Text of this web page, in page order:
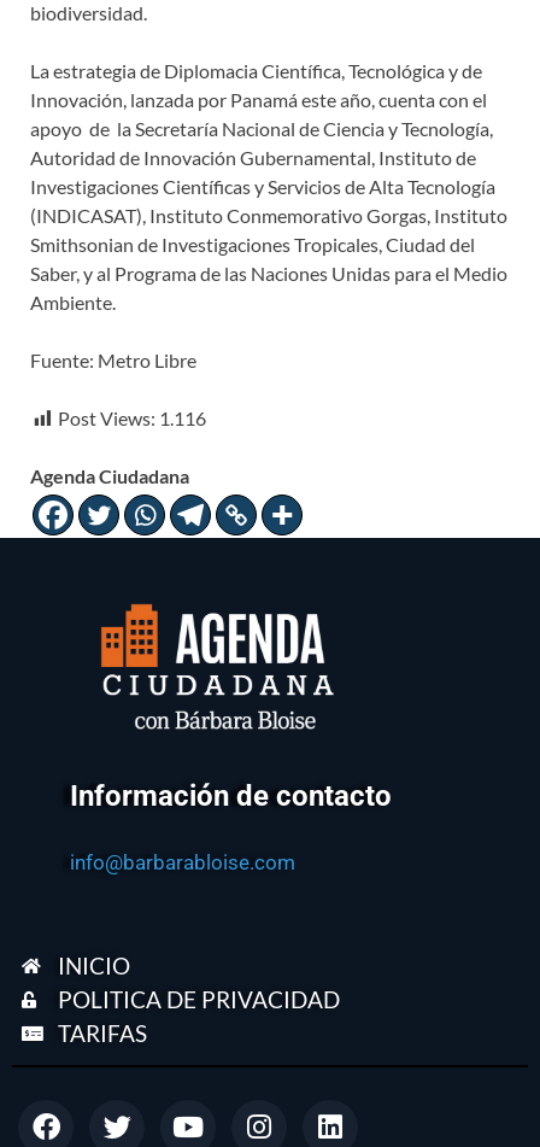
biodiversidad.
La estrategia de Diplomacia Científica, Tecnológica y de
Innovación, lanzada por Panamá este año, cuenta con el
apoyo de la Secretaría Nacional de Ciencia y Tecnología,
Autoridad de Innovación Gubernamental, Instituto de
Investigaciones Científicas y Servicios de Alta Tecnología
(INDICASAT), Instituto Conmemorativo Gorgas, Instituto
Smithsonian de Investigaciones Tropicales, Ciudad del
Saber, y al Programa de las Naciones Unidas para el Medio
Ambiente.
Fuente: Metro Libre
Post Views: 1.116
Agenda Ciudadana
Información de contacto
info@barbarabloise.com
INICIO
POLITICA DE PRIVACIDAD
TARIFAS